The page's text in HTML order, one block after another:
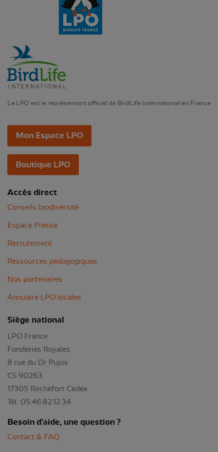
La LPO est le représentant officiel de BirdLife International en France
Mon Espace LPO
Boutique LPO
Accès direct
Conseils biodiversité
Espace Presse
Recrutement
Ressources pédagogiques
Nos partenaires
Annuaire LPO locales
Siège national
LPO France
Fonderies Royales
8 rue du Dr Pujos
CS 90263
17305 Rochefort Cedex
Tél: 05.46.82.12.34
Besoin d'aide, une question ?
Contact & FAQ